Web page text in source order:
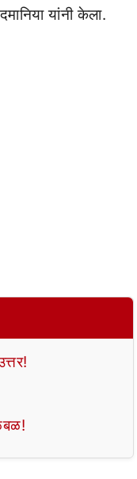
यांनी केला.